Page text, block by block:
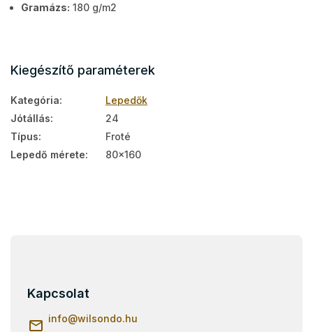
Gramázs: 180 g/m2
Kiegészítő paraméterek
Kategória:
Lepedők
Jótállás:
24
Típus:
Froté
Lepedő mérete: 80x160
Kapcsolat
info@wilsondo.hu